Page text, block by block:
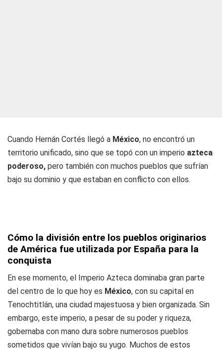
Cuando Hernán Cortés llegó a México, no encontró un
territorio unificado, sino que se topó con un imperio azteca
poderoso, pero también con muchos pueblos que sufrían
bajo su dominio y que estaban en conflicto con ellos.
Cómo la división entre los pueblos originarios
de América fue utilizada por España para la
conquista
En ese momento, el Imperio Azteca dominaba gran parte
del centro de lo que hoy es México, con su capital en
Tenochtitlán, una ciudad majestuosa y bien organizada. Sin
embargo, este imperio, a pesar de su poder y riqueza,
gobernaba con mano dura sobre numerosos pueblos
sometidos que vivían bajo su yugo. Muchos de estos